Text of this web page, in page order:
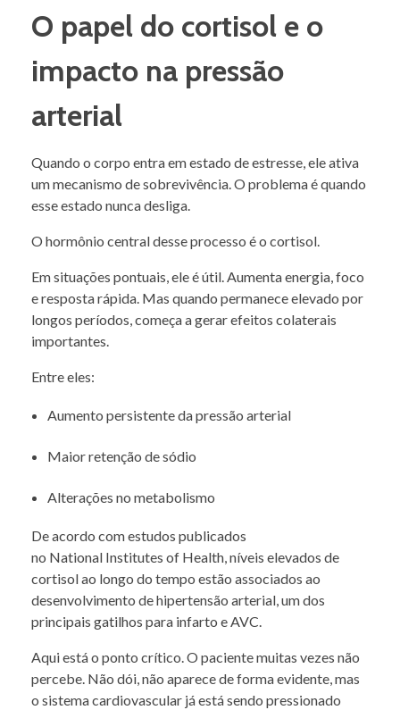
O papel do cortisol e o
impacto na pressão
arterial
Quando o corpo entra em estado de estresse, ele ativa
um mecanismo de sobrevivência. O problema é quando
esse estado nunca desliga.
O hormônio central desse processo é o cortisol.
Em situações pontuais, ele é útil. Aumenta energia, foco
e resposta rápida. Mas quando permanece elevado por
longos períodos, começa a gerar efeitos colaterais
importantes.
Entre eles:
Aumento persistente da pressão arterial
Maior retenção de sódio
Alterações no metabolismo
De acordo com estudos publicados
no National Institutes of Health, níveis elevados de
cortisol ao longo do tempo estão associados ao
desenvolvimento de hipertensão arterial, um dos
principais gatilhos para infarto e AVC.
Aqui está o ponto crítico. O paciente muitas vezes não
percebe. Não dói, não aparece de forma evidente, mas
o sistema cardiovascular já está sendo pressionado